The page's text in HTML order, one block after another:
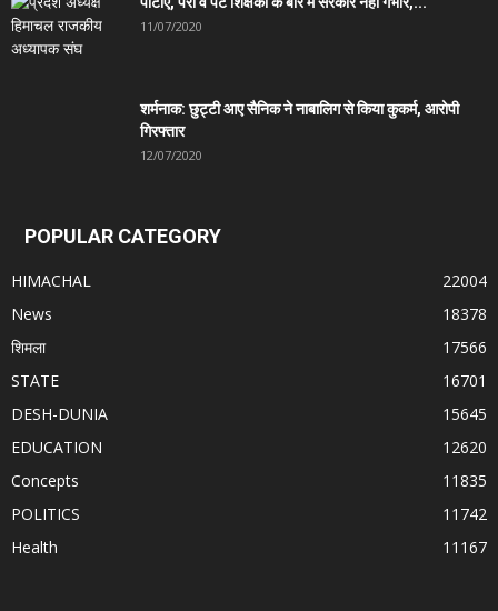
11/07/2020
शर्मनाक: छुट्टी आए सैनिक ने नाबालिग से किया कुकर्म, आरोपी
गिरफ्तार
12/07/2020
POPULAR CATEGORY
HIMACHAL
22004
News
18378
शिमला
17566
STATE
16701
DESH-DUNIA
15645
EDUCATION
12620
Concepts
11835
POLITICS
11742
Health
11167